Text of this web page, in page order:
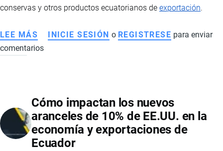
conservas y otros productos ecuatorianos de exportación.
LEE MÁS SOBRE
FDA
PRODUCTOS
ECUATORIANOS
EXPORTADOS
A
INICIE SESIÓN o REGISTRESE para enviar
comentarios
Cómo impactan los nuevos
aranceles de 10% de EE.UU. en la
economía y exportaciones de
Ecuador